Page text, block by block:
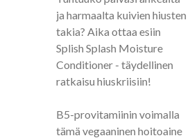
ja harmaalta kuivien hiusten
takia? Aika ottaa esiin
Splish Splash Moisture
Conditioner - täydellinen
ratkaisu hiuskriisiin!
B5-provitamiinin voimalla
tämä vegaaninen hoitoaine